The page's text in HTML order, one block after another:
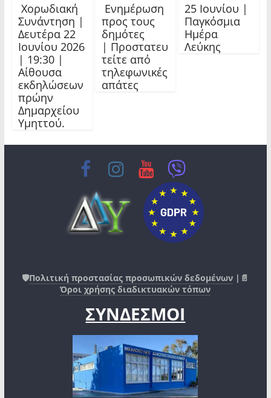
Χορωδιακή
Συνάντηση |
Δευτέρα 22
Ιουνίου 2026
| 19:30 |
Αίθουσα
εκδηλώσεων
πρώην
Δημαρχείου
Υμηττού.
Ενημέρωση
προς τους
δημότες
| Προστατευ
τείτε από
τηλεφωνικές
απάτες
25 Ιουνίου |
Παγκόσμια
Ημέρα
Λεύκης
🛡️Πολιτική προστασίας προσωπικών δεδομένων |📄
Όροι χρήσης διαδικτυακών τόπων
ΣΥΝΔΕΣΜΟΙ